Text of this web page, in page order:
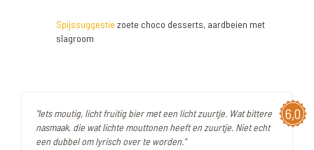
Spijssuggestie zoete choco desserts, aardbeien met
slagroom
6,0
"Iets moutig, licht fruitig bier met een licht zuurtje. Wat bittere
nasmaak, die wat lichte mouttonen heeft en zuurtje. Niet echt
een dubbel om lyrisch over te worden."